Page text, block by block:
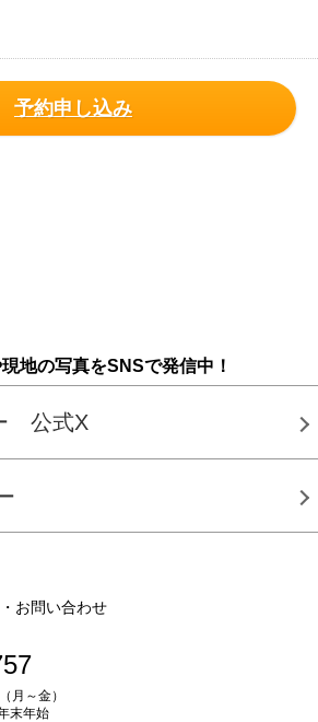
予約申し込み
地の写真をSNSで発信中！
公式X
お問い合わせ
月～金）
末年始